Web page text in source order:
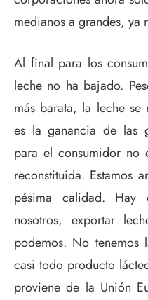
medianos a grandes, ya
Al final para los
leche no ha bajado.
más barata, la leche
es la ganancia de las
para el consumidor no
reconstituida. Estamos
pésima calidad.
nosotros, exportar
podemos. No
casi todo producto
proviene de la Unión